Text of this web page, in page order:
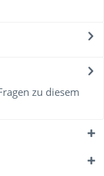
zu diesem